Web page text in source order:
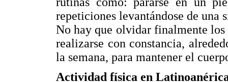
repeticiones levantándose de una
No hay que olvidar finalmente
realizarse con constancia,
la semana, para mantener el
Actividad física en